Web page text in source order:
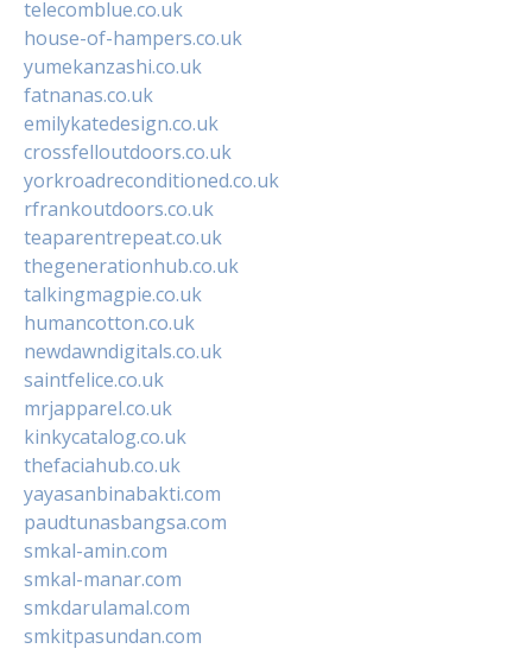
telecomblue.co.uk
house-of-hampers.co.uk
yumekanzashi.co.uk
fatnanas.co.uk
emilykatedesign.co.uk
crossfelloutdoors.co.uk
yorkroadreconditioned.co.uk
rfrankoutdoors.co.uk
teaparentrepeat.co.uk
thegenerationhub.co.uk
talkingmagpie.co.uk
humancotton.co.uk
newdawndigitals.co.uk
saintfelice.co.uk
mrjapparel.co.uk
kinkycatalog.co.uk
thefaciahub.co.uk
yayasanbinabakti.com
paudtunasbangsa.com
smkal-amin.com
smkal-manar.com
smkdarulamal.com
smkitpasundan.com